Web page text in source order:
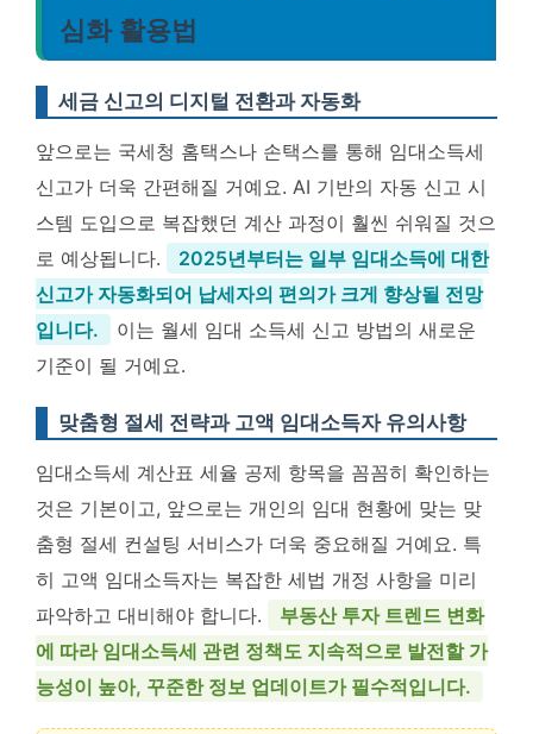
심화 활용법
세금 신고의 디지털 전환과 자동화
앞으로는 국세청 홈택스나 손택스를 통해 임대소득세
신고가 더욱 간편해질 거예요. AI 기반의 자동 신고 시
스템 도입으로 복잡했던 계산 과정이 훨씬 쉬워질 것으
로 예상됩니다.
2025년부터는 일부 임대소득에 대한
신고가 자동화되어 납세자의 편의가 크게 향상될 전망
입니다.
이는 월세 임대 소득세 신고 방법의 새로운
기준이 될 거예요.
맞춤형 절세 전략과 고액 임대소득자 유의사항
임대소득세 계산표 세율 공제 항목을 꼼꼼히 확인하는
것은 기본이고, 앞으로는 개인의 임대 현황에 맞는 맞
춤형 절세 컨설팅 서비스가 더욱 중요해질 거예요. 특
히 고액 임대소득자는 복잡한 세법 개정 사항을 미리
파악하고 대비해야 합니다.
부동산 투자 트렌드 변화
에 따라 임대소득세 관련 정책도 지속적으로 발전할 가
능성이 높아, 꾸준한 정보 업데이트가 필수적입니다.